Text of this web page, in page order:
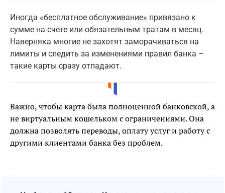
Иногда «бесплатное обслуживание» привязано к
сумме на счете или обязательным тратам в месяц.
Наверняка многие не захотят заморачиваться на
лимиты и следить за изменениями правил банка –
такие карты сразу отпадают.
Важно, чтобы карта была полноценной банковской, а
не виртуальным кошельком с ограничениями. Она
должна позволять переводы, оплату услуг и работу с
другими клиентами банка без проблем.